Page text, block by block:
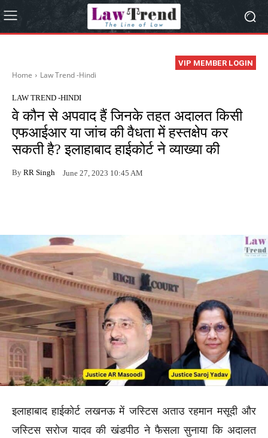
VIP MEMBER LOGIN
Home Law Trend -Hindi
LAW TREND -HINDI
वे कौन से अपवाद हैं जिनके तहत अदालत किसी
एफआईआर या जांच की वैधता में हस्तक्षेप कर
सकती है? इलाहाबाद हाईकोर्ट ने व्याख्या की
By RR Singh June 27, 2023 10:45 AM
इलाहाबाद हाईकोर्ट लखनऊ में जस्टिस अताउ रहमान मसूदी और
जस्टिस सरोज यादव की खंडपीठ ने फैसला सुनाया कि अदालत